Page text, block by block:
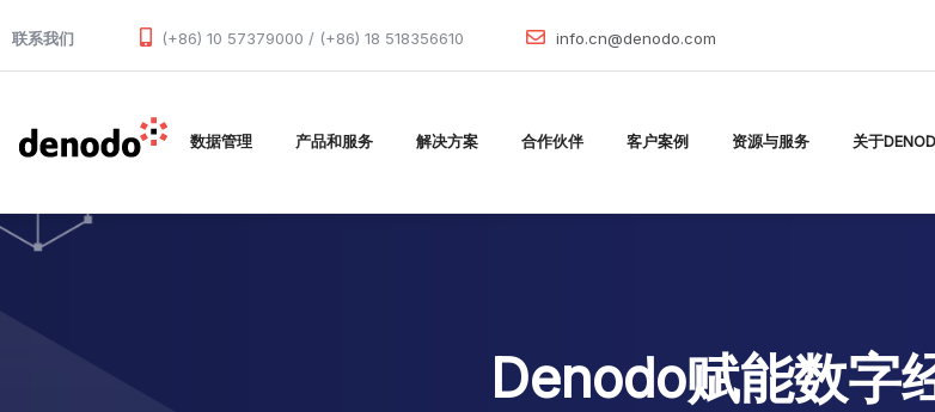
联系我们 (+86) 10 57379000 / (+86) 18 518356610 info.cn@denodo.com
数据管理 产品和服务 解决方案 合作伙伴 客户案例 资源与服务 关于
Denodo赋能数字